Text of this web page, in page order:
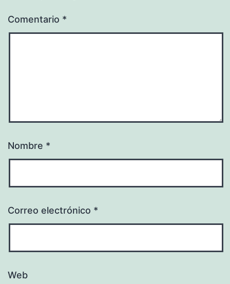
Comentario *
Nombre *
Correo electrónico *
Web